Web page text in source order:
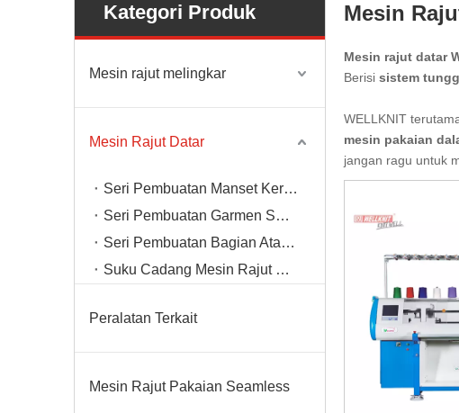
Kategori Produk
Mesin rajut melingkar
Mesin Rajut Datar
Seri Pembuatan Manset Kerah
Seri Pembuatan Garmen Sweater
Seri Pembuatan Bagian Atas Sepatu
Suku Cadang Mesin Rajut Datar
Peralatan Terkait
Mesin Rajut Pakaian Seamless
Mesin
Mesin rajut datar
Berisi sistem
WELLKNIT
mesin pakaian
jangan ragu untuk